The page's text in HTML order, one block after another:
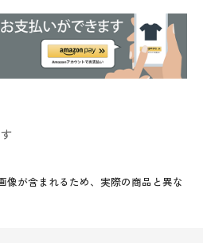
が含まれるため、実際の商品と異な